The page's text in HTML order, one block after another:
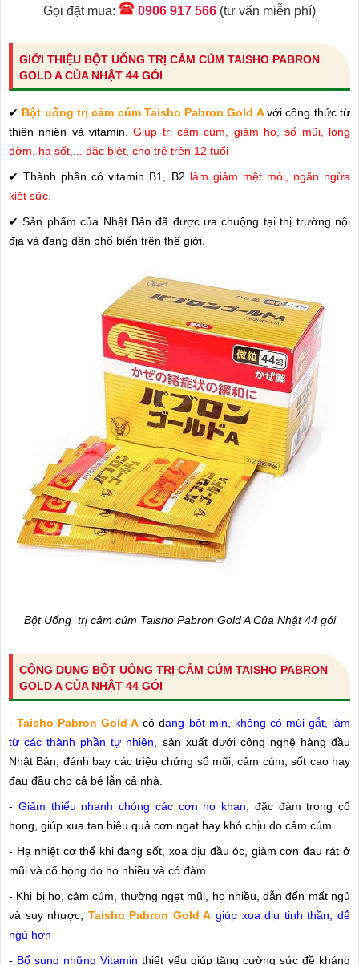
Gọi đặt mua: 0906 917 566 (tư vấn miễn phí)
GIỚI THIỆU BỘT UỐNG TRỊ CẢM CÚM TAISHO PABRON
GOLD A CỦA NHẬT 44 GÓI
✔ Bột uống trị cảm cúm Taisho Pabron Gold Avới công thức từ
thiên nhiên và vitamin.Giúp trị cảm cúm, giảm ho, sổ mũi, long
đờm, hạ sốt,... đặc biệt, cho trẻ trên 12 tuổi
✔ Thành phần có vitamin B1, B2 làm giảm mệt mỏi, ngăn ngừa
kiệt sức.
✔ Sản phẩm của Nhật Bản đã được ưa chuộng tại thị trường nội
địa và đang dần phổ biến trên thế giới.
Bột Uống trị cảm cúm Taisho Pabron Gold A Của Nhật 44 gói
CÔNG DỤNG BỘT UỐNG TRỊ CẢM CÚM TAISHO PABRON
GOLD A CỦA NHẬT 44 GÓI
-Taisho Pabron Gold A có dạng bột mịn, không có mùi gắt, làm
từ các thành phần tự nhiên , sản xuất dưới công nghệ hàng đầu
Nhật Bản, đánh bay các triệu chứng sổ mũi, cảm cúm, sốt cao hay
đau đầu cho cả bé lẫn cả nhà.
- Giảm thiểu nhanh chóng các cơn ho khan , đặc đàm trong cổ
họng, giúp xua tan hiệu quả cơn ngạt hay khó chịu do cảm cúm.
- Hạ nhiệt cơ thể khi đang sốt, xoa dịu đầu óc, giảm cơn đau rát ở
mũi và cổ họng do ho nhiều và có đàm.
- Khi bị ho, cảm cúm, thường ngẹt mũi, ho nhiều, dẫn đến mất ngủ
và suy nhược, Taisho Pabron Gold A giúp xoa dịu tinh thần, dễ
ngủ hơn
- Bổ sung những Vitamin thiết yếu giúp tăng cường sức đề kháng